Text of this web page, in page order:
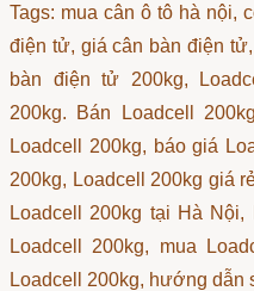
Tags: mua cân ô tô hà nội,
điện tử, giá cân bàn điện
bàn điện tử 200kg,
200kg. Bán Loadcell
Loadcell 200kg, báo giá
200kg, Loadcell 200kg giá
Loadcell 200kg tại Hà
Loadcell 200kg, mua
Loadcell 200kg, hướng dẫn